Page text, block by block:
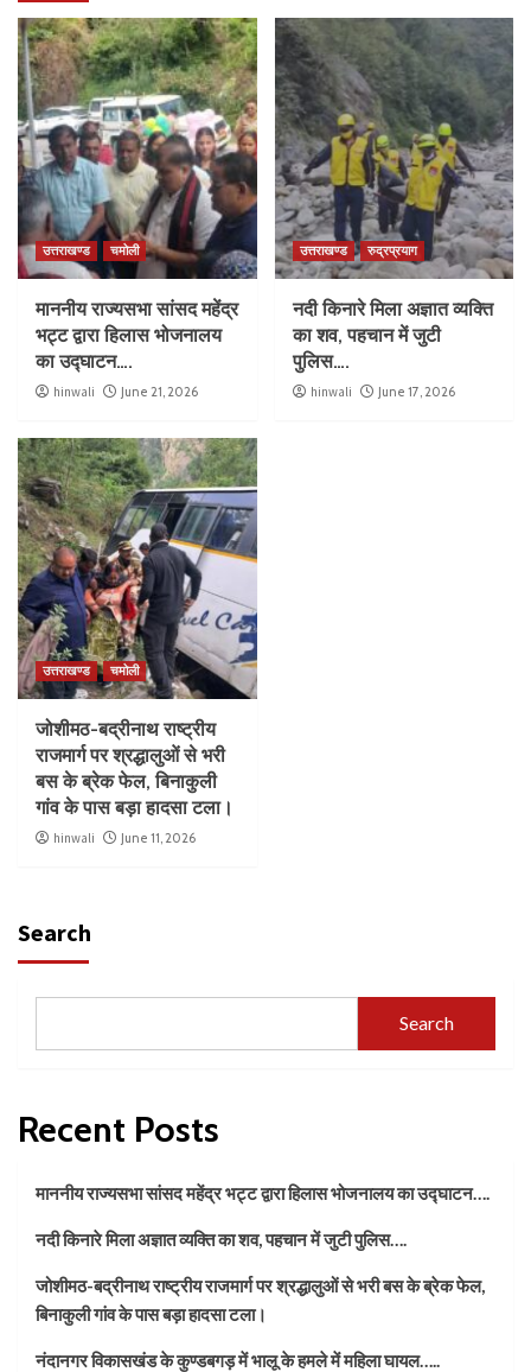
उत्तराखण्ड चमोली
माननीय राज्यसभा सांसद महेंद्र
भट्ट द्वारा हिलास भोजनालय
का उद्घाटन….
hinwali June 21, 2026
उत्तराखण्ड रुद्रप्रयाग
नदी किनारे मिला अज्ञात व्यक्ति
का शव, पहचान में जुटी
पुलिस….
hinwali June 17, 2026
उत्तराखण्ड चमोली
जोशीमठ-बद्रीनाथ राष्ट्रीय
राजमार्ग पर श्रद्धालुओं से भरी
बस के ब्रेक फेल, बिनाकुली
गांव के पास बड़ा हादसा टला।
hinwali June 11, 2026
Search
Search
Recent Posts
माननीय राज्यसभा सांसद महेंद्र भट्ट द्वारा हिलास भोजनालय का उद्घाटन….
नदी किनारे मिला अज्ञात व्यक्ति का शव, पहचान में जुटी पुलिस….
जोशीमठ-बद्रीनाथ राष्ट्रीय राजमार्ग पर श्रद्धालुओं से भरी बस के ब्रेक फेल,
बिनाकुली गांव के पास बड़ा हादसा टला।
नंदानगर विकासखंड के कुण्डबगड़ में भालू के हमले में महिला घायल…..